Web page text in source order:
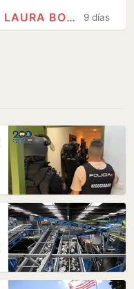
indultos políticos
9 días
LAURA BORRÀS